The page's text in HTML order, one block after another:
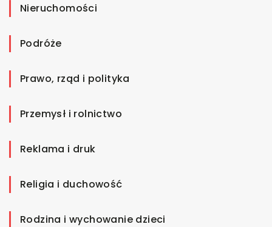
Nieruchomości
Podróże
Prawo, rząd i polityka
Przemysł i rolnictwo
Reklama i druk
Religia i duchowość
Rodzina i wychowanie dzieci